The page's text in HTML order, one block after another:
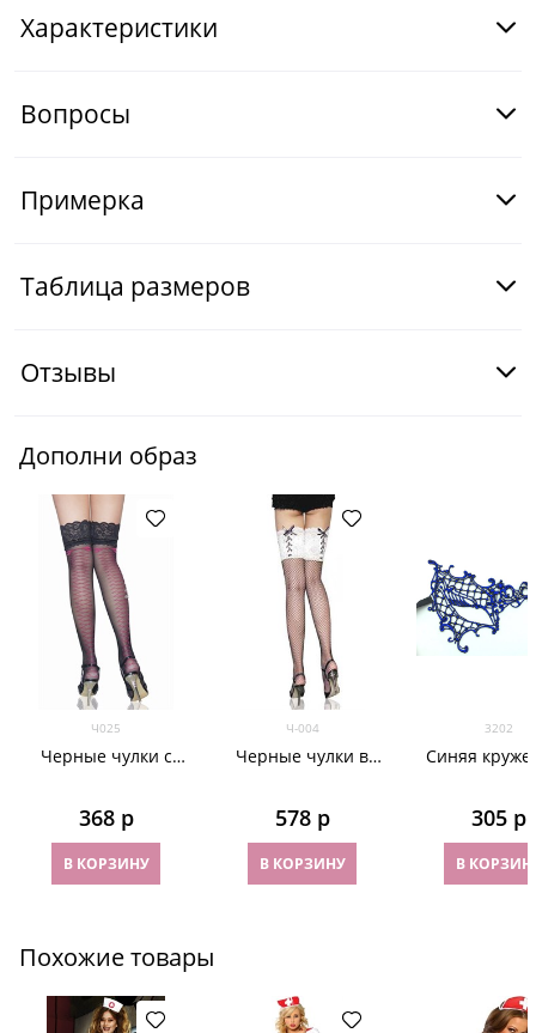
Характеристики
Вопросы
Примерка
Таблица размеров
Отзывы
Дополни образ
Ч025
Черные чулки с
368 р
В КОРЗИНУ
Ч-004
Черные чулки в
резинкой и
бантиками сзади
578 р
В КОРЗИНУ
3202
Синяя
305 р
В
Похожие товары